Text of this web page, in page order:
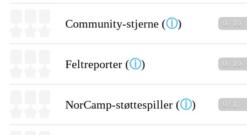
Community-stjerne (ⓘ) 0 / 10
Feltreporter (ⓘ) 0 / 10
NorCamp-støttespiller (ⓘ) 0 / 1